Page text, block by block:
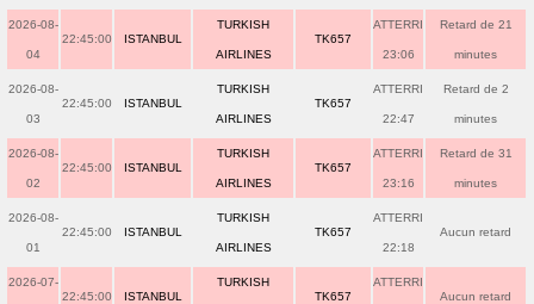
2026-08-
04
22:45:00 ISTANBUL
TURKISH
AIRLINES
TK657
ATTERRI
23:06
Retard de 21
minutes
2026-08-
03
22:45:00 ISTANBUL
TURKISH
AIRLINES
TK657
ATTERRI
22:47
Retard de 2
minutes
2026-08-
02
22:45:00 ISTANBUL
TURKISH
AIRLINES
TK657
ATTERRI
23:16
Retard de 31
minutes
2026-08-
01
22:45:00 ISTANBUL
TURKISH
AIRLINES
TK657
ATTERRI
22:18
Aucun retard
2026-07-
22:45:00 ISTANBUL
TURKISH
TK657
ATTERRI
Aucun retard